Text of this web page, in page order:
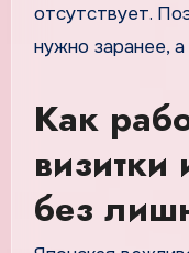
отсутствует.
нужно заранее,
Как
визитки
без